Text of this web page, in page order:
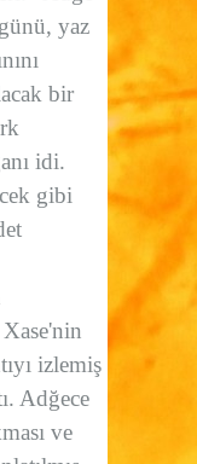
yaz
bir
idi.
gibi
izlemiş
Adğece
ve